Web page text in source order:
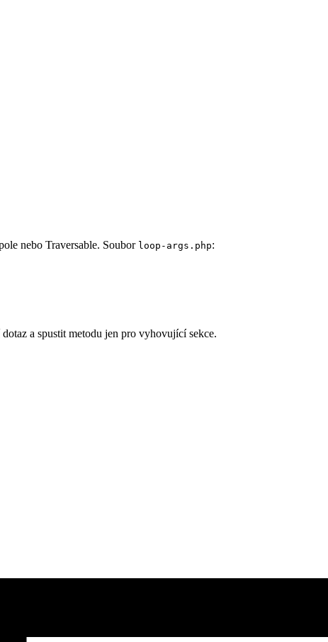
nebo Traversable. Soubor loop-args.php:
a spustit metodu jen pro vyhovující sekce.